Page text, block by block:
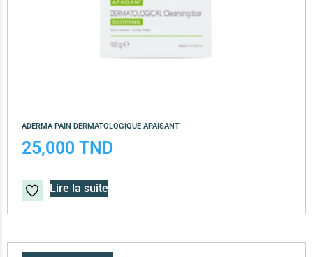
ADERMA PAIN DERMATOLOGIQUE APAISANT
25,000 TND
Lire la suite